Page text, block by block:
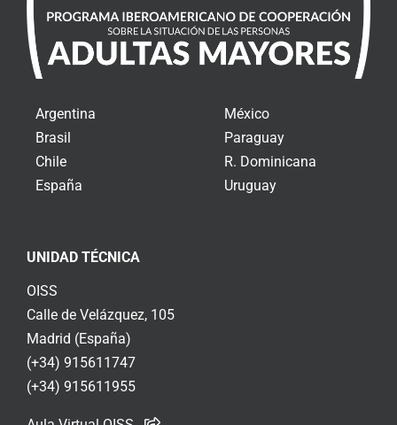
Argentina
Brasil
Chile
España
México
Paraguay
R. Dominicana
Uruguay
UNIDAD TÉCNICA
OISS
Calle de Velázquez, 105
Madrid (España)
(+34) 915611747
(+34) 915611955